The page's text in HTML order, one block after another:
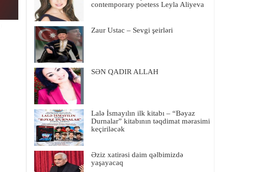
contemporary poetess Leyla Aliyeva
Zaur Ustac – Sevgi şeirləri
SƏN QADIR ALLAH
Lalə İsmayılın ilk kitabı – “Bəyaz
Durnalar” kitabının təqdimat mərasimi
keçiriləcək
Əziz xatirəsi daim qəlbimizdə
yaşayacaq